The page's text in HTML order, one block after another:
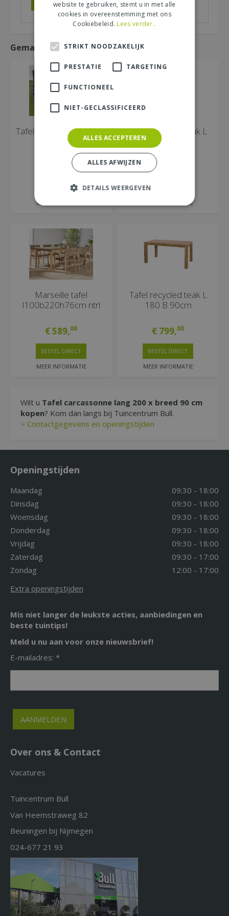
Gemakkelijk mee bestellen
Tafel arezzo L 160 B 90
H 74cm
00
MEER INFORMATIE
BESTEL DIRECT
Tafel recycled teak L
240 B 100cm
€
MEER INFORMATIE
BESTEL DIRECT
Marseille tafel
l100b220h76cm ntrl
€589,00
MEER INFORMATIE
BESTEL DIRECT
Tafel recycled teak L
180 B 90cm
€ 799,00
MEER INFORMATIE
BESTEL DIRECT
Wilt u Tafel carcassonne lang 200 x breed 90 cm
kopen? Kom dan langs bij Tuincentrum Bull.
> Contactgegevens en openingstijden
Openingstijden
Maandag
09:30 - 18:00
Dinsdag
09:30 - 18:00
Woensdag
09:30 - 18:00
Donderdag
09:30 - 18:00
Vrijdag
09:30 - 18:00
Zaterdag
09:30 - 17:00
Zondag
12:00 - 17:00
Extra openingstijden
Mis niet langer de leukste acties, aanbiedingen en
beste tuintips!
Meld u nu aan voor onze nieuwsbrief!
E-mailadres: *
Over ons & Contact
Vacatures
Tuincentrum Bull
Van Heemstraweg 82
Beuningen bij Nijmegen
024-677 21 93
website te gebruiken, stemt u in met alle
cookies in overeenstemming met ons
Cookiebeleid. Lees verder..
STRIKT NOODZAKELIJK
PRESTATIE TARGETING
FUNCTIONEEL
NIET-GECLASSIFICEERD
ALLES ACCEPTEREN
ALLES AFWIJZEN
DETAILS WEERGEVEN